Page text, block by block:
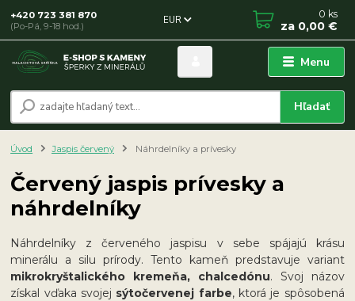
Menu
EUR
Hľadať
+420 723 381 870
(Po-Pá, 9-18 hod.)
0 ks
za 0,00 €
Úvod Jaspis červený Náhrdelníky a prívesky
Červený jaspis prívesky a
náhrdelníky
Náhrdelníky z červeného jaspisu v sebe spájajú krásu
minerálu a silu prírody. Tento kameň predstavuje variant
mikrokryštalického kremeňa, chalcedónu. Svoj názov
získal vďaka svojej sýtočervenej farbe, ktorá je spôsobená